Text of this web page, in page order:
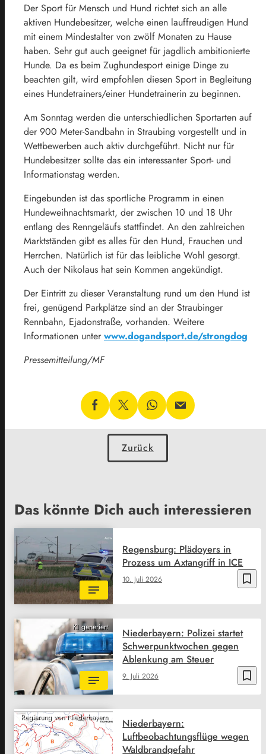
Der Sport für Mensch und Hund richtet sich an alle
aktiven Hundebesitzer, welche einen lauffreudigen Hund
mit einem Mindestalter von zwölf Monaten zu Hause
haben. Sehr gut auch geeignet für jagdlich ambitionierte
Hunde. Da es beim Zughundesport einige Dinge zu
beachten gilt, wird empfohlen diesen Sport in Begleitung
eines Hundetrainers/einer Hundetrainerin zu beginnen.
Am Sonntag werden die unterschiedlichen Sportarten auf
der 900 Meter-Sandbahn in Straubing vorgestellt und in
Wettbewerben auch aktiv durchgeführt. Nicht nur für
Hundebesitzer sollte das ein interessanter Sport- und
Informationstag werden.
Eingebunden ist das sportliche Programm in einen
Hundeweihnachtsmarkt, der zwischen 10 und 18 Uhr
entlang des Renngeläufs stattfindet. An den zahlreichen
Marktständen gibt es alles für den Hund, Frauchen und
Herrchen. Natürlich ist für das leibliche Wohl gesorgt.
Auch der Nikolaus hat sein Kommen angekündigt.
Der Eintritt zu dieser Veranstaltung rund um den Hund ist
frei, genügend Parkplätze sind an der Straubinger
Rennbahn, Ejadonstraße, vorhanden. Weitere
Informationen unter www.dogandsport.de/strongdog
Pressemitteilung/MF
Zurück
Das könnte Dich auch interessieren
bookmark_border
10. Juli 2026
Regensburg: Plädoyers in
Prozess um Axtangriff in ICE
KI generiert
bookmark_border
9. Juli 2026
Niederbayern: Polizei startet
Schwerpunktwochen gegen
Ablenkung am Steuer
Regierung von Niederbayern
Niederbayern:
Luftbeobachtungsflüge wegen
Waldbrandgefahr